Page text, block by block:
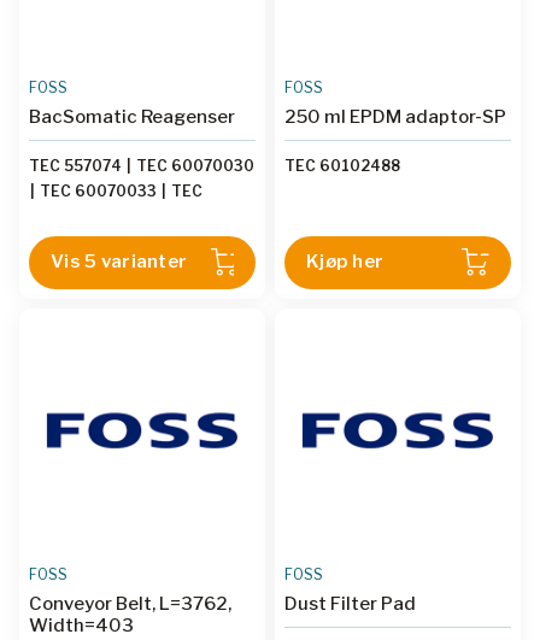
FOSS
BacSomatic Reagenser
TEC 557074
TEC 60070030
TEC 60070033
TEC
Vis 5 varianter
FOSS
250 ml EPDM adaptor-SP
TEC 60102488
Kjøp her
FOSS
Conveyor Belt, L=3762,
Width=403
FOSS
Dust Filter Pad